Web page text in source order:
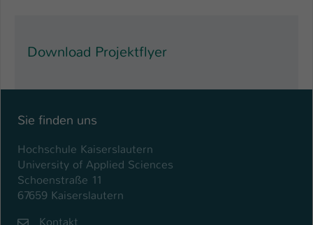
Download Projektflyer
Sie finden uns
Hochschule Kaiserslautern
University of Applied Sciences
Schoenstraße 11
67659 Kaiserslautern
Kontakt